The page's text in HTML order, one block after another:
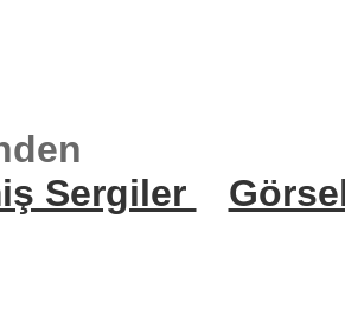
Sergiler